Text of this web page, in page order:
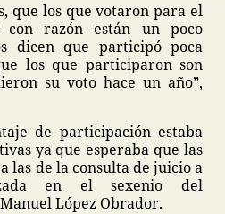
que los que votaron para el
con razón están un poco
dicen que participó poca
los que participaron son
su voto hace un año”,
de participación estaba
ya que esperaba que las
las de la consulta de juicio a
en el sexenio del
López Obrador.